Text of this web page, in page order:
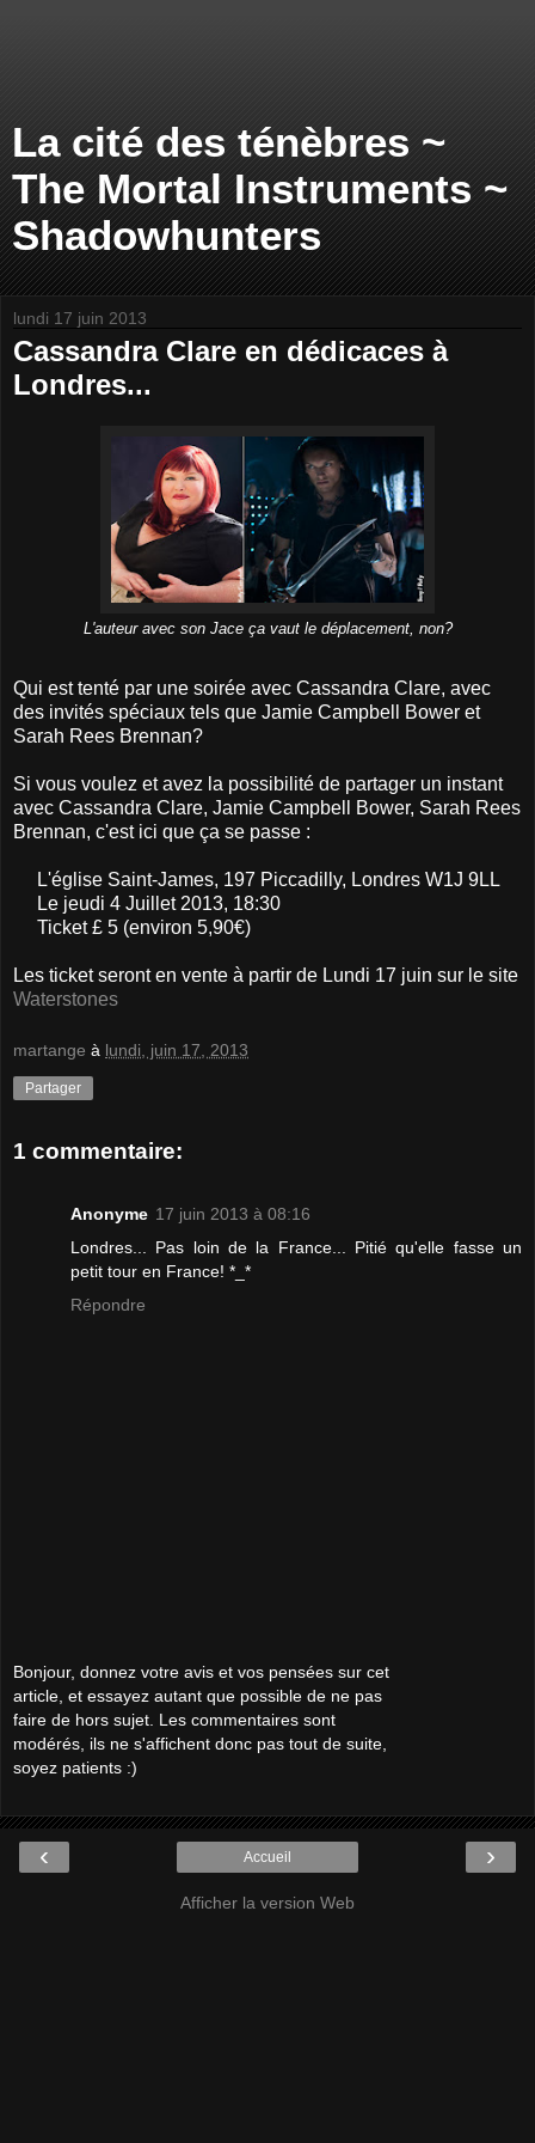
La cité des ténèbres ~
The Mortal Instruments ~
Shadowhunters
lundi 17 juin 2013
Cassandra Clare en dédicaces à
Londres...
L'auteur avec son Jace ça vaut le déplacement, non?
Qui est tenté par une soirée avec Cassandra Clare, avec
des invités spéciaux tels que Jamie Campbell Bower et
Sarah Rees Brennan?
Si vous voulez et avez la possibilité de partager un instant
avec Cassandra Clare, Jamie Campbell Bower, Sarah Rees
Brennan, c'est ici que ça se passe :
L'église Saint-James, 197 Piccadilly, Londres W1J 9LL
Le jeudi 4 Juillet 2013, 18:30
Ticket £ 5 (environ 5,90€)
Les ticket seront en vente à partir de Lundi 17 juin sur le site
Waterstones
martange à lundi, juin 17, 2013
Partager
1 commentaire:
Anonyme 17 juin 2013 à 08:16
Londres... Pas loin de la France... Pitié qu'elle fasse un
petit tour en France! *_*
Répondre
Bonjour, donnez votre avis et vos pensées sur cet
article, et essayez autant que possible de ne pas
faire de hors sujet. Les commentaires sont
modérés, ils ne s'affichent donc pas tout de suite,
soyez patients :)
‹ ›
Accueil
Afficher la version Web